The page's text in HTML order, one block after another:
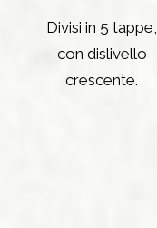
Divisi in 5 tappe,
con dislivello
crescente.